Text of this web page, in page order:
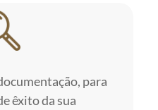
para
êxito da sua